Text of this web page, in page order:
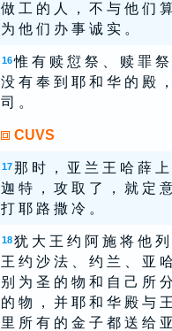
做 工 的 人 ， 不 与 他 们
为 他 们 办 事 诚 实 。
16惟 有 赎 愆 祭 、 赎 罪 祭
没 有 奉 到 耶 和 华 的 殿
司 。
CUVS
17 那 时 ， 亚 兰 王 哈 薛
迦 特 ， 攻 取 了 ， 就 定
打 耶 路 撒 冷 。
18 犹 大 王 约 阿 施 将 他
王 约 沙 法 、 约 兰 、 亚
别 为 圣 的 物 和 自 己 所
的 物 ， 并 耶 和 华 殿 与
里 所 有 的 金 子 都 送 给